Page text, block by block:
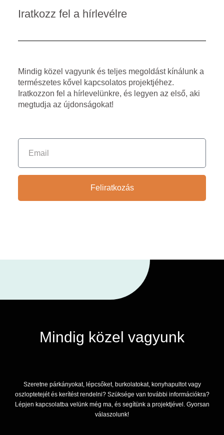
Iratkozz fel a hírlevélre
Mindig közel vagyunk és teljes megoldást kínálunk a
természetes kővel kapcsolatos projektjéhez.
Iratkozzon fel a hírlevelünkre, és legyen az első, aki
megtudja az újdonságokat!
Feliratkozás
Mindig közel vagyunk
Szeretne párkányokat, lépcsőket, burkolatokat, konyhapultot vagy
oszloptetejét és kerítést rendelni? Szüksége van további információkra?
Lépjen kapcsolatba velünk még ma, és segítünk a projektjével. Gyorsan
válaszolunk!